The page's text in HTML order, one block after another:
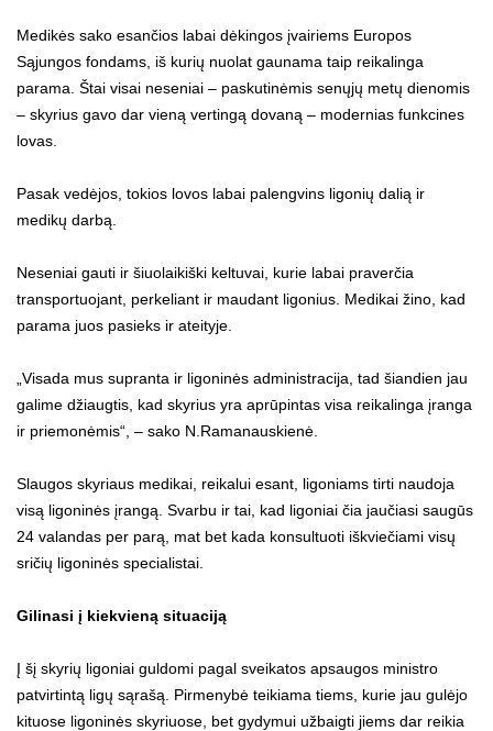
Medikės sako esančios labai dėkingos įvairiems Europos
Sąjungos fondams, iš kurių nuolat gaunama taip reikalinga
parama. Štai visai neseniai – paskutinėmis senųjų metų dienomis
– skyrius gavo dar vieną vertingą dovaną – modernias funkcines
lovas.
Pasak vedėjos, tokios lovos labai palengvins ligonių dalią ir
medikų darbą.
Neseniai gauti ir šiuolaikiški keltuvai, kurie labai praverčia
transportuojant, perkeliant ir maudant ligonius. Medikai žino, kad
parama juos pasieks ir ateityje.
„Visada mus supranta ir ligoninės administracija, tad šiandien jau
galime džiaugtis, kad skyrius yra aprūpintas visa reikalinga įranga
ir priemonėmis“, – sako N.Ramanauskienė.
Slaugos skyriaus medikai, reikalui esant, ligoniams tirti naudoja
visą ligoninės įrangą. Svarbu ir tai, kad ligoniai čia jaučiasi saugūs
24 valandas per parą, mat bet kada konsultuoti iškviečiami visų
sričių ligoninės specialistai.
Gilinasi į kiekvieną situaciją
Į šį skyrių ligoniai guldomi pagal sveikatos apsaugos ministro
patvirtintą ligų sąrašą. Pirmenybė teikiama tiems, kurie jau gulėjo
kituose ligoninės skyriuose, bet gydymui užbaigti jiems dar reikia